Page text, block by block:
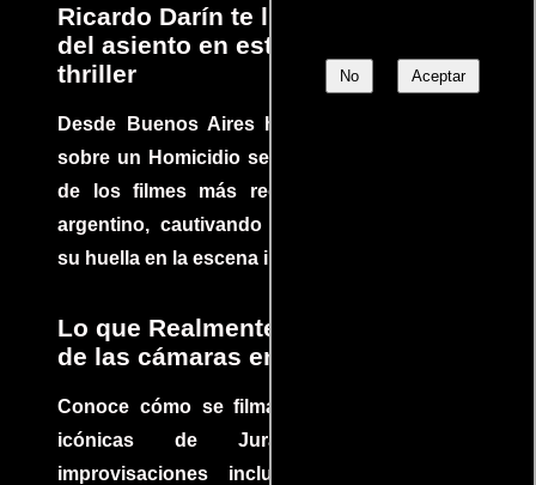
No Aceptar
Ricardo Darín te llevará al borde
del asiento en este increíble
thriller
Desde Buenos Aires hasta el mundo, Tesis
sobre un Homicidio se ha convertido en uno
de los filmes más recomendados del cine
argentino, cautivando audiencias y dejando
su huella en la escena internacional.
Lo que Realmente Sucedió detrás
de las cámaras en Jurassic Park
Conoce cómo se filmaron algunas escenas
icónicas de Jurassic Park, con
improvisaciones incluidas. ¡Descubre las